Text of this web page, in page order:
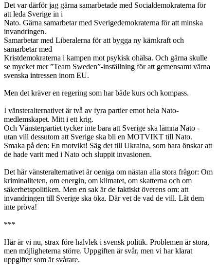
Det var därför jag gärna samarbetade med Socialdemokraterna för
att leda Sverige in i
Nato. Gärna samarbetar med Sverigedemokraterna för att minska
invandringen.
Samarbetar med Liberalerna för att bygga ny kärnkraft och
samarbetar med
Kristdemokraterna i kampen mot psykisk ohälsa. Och gärna skulle
se mycket mer ”Team Sweden”-inställning för att gemensamt värna
svenska intressen inom EU.
Men det kräver en regering som har både kurs och kompass.
I vänsteralternativet är två av fyra partier emot hela Nato-
medlemskapet. Mitt i ett krig.
Och Vänsterpartiet tycker inte bara att Sverige ska lämna Nato -
utan vill dessutom att Sverige ska bli en MOTVIKT till Nato.
Smaka på den: En motvikt! Säg det till Ukraina, som bara önskar att
de hade varit med i Nato och sluppit invasionen.
Det här vänsteralternativet är oeniga om nästan alla stora frågor: Om
kriminaliteten, om energin, om klimatet, om skatterna och om
säkerhetspolitiken. Men en sak är de faktiskt överens om: att
invandringen till Sverige ska öka. Där vet de vad de vill. Låt dem
inte pröva!
***
Här är vi nu, strax före halvlek i svensk politik. Problemen är stora,
men möjligheterna större. Uppgiften är svår, men vi har klarat
uppgifter som är svårare.